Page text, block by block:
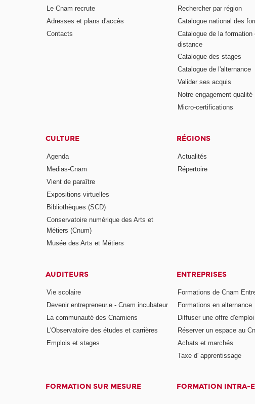
Le Cnam recrute
Adresses et plans d'accès
Contacts
Rechercher par région
Catalogue national des
Catalogue de la formation
distance
Catalogue des stages
Catalogue de l'alternance
Valider ses acquis
Notre engagement qualité
Micro-certifications
CULTURE
Agenda
Medias-Cnam
Vient de paraître
Expositions virtuelles
Bibliothèques (SCD)
Conservatoire numérique des Arts et
Métiers (Cnum)
Musée des Arts et Métiers
RÉGIONS
Actualités
Répertoire
AUDITEURS
Vie scolaire
Devenir entrepreneur.e - Cnam incubateur
La communauté des Cnamiens
L'Observatoire des études et carrières
Emplois et stages
ENTREPRISES
Formations de Cnam
Formations en alternance
Diffuser une offre
Réserver un espace au
Achats et marchés
Taxe d' apprentissage
FORMATION SUR MESURE FORMATION INTRA-